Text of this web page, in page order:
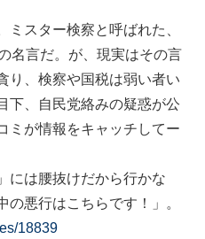
スター検察と呼ばれた、
名言だ。が、現実はその言
り、検察や国税は弱い者い
下、自民党絡みの疑惑が公
ミが情報をキャッチしてー
には腰抜けだから行かな
悪行はこちらです！」。
18839